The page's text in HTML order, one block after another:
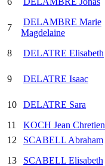
7
DELAMBRE Marie
Magdelaine
8 DELATRE Elisabeth
9 DELATRE Isaac
10 DELATRE Sara
11
KOCH Jean Chretien
12
SCABELL Abraham
13
SCABELL Elisabeth